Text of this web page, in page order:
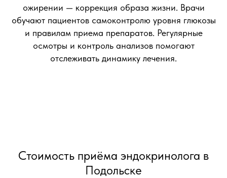
ожирении — коррекция образа жизни. Врачи
обучают пациентов самоконтролю уровня глюкозы
и правилам приема препаратов. Регулярные
осмотры и контроль анализов помогают
отслеживать динамику лечения.
Стоимость приёма эндокринолога в
Подольске